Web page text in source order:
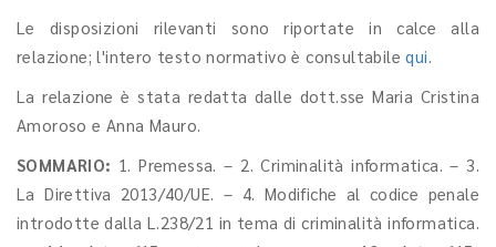
Le disposizioni rilevanti sono riportate in calce alla
relazione; l'intero testo normativo è consultabilequi.
La relazione è stata redatta dalle dott.sse Maria Cristina
Amoroso e Anna Mauro.
SOMMARIO: 1. Premessa. – 2. Criminalità informatica. – 3.
La Direttiva 2013/40/UE. – 4. Modifiche al codice penale
introdotte dalla L.238/21 in tema di criminalità informatica.